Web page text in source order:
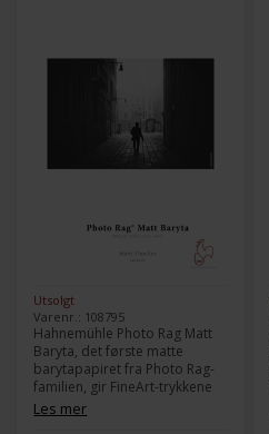
Utsolgt
Varenr.: 108795
Hahnemühle Photo Rag Matt
Baryta, det første matte
barytapapiret fra Photo Rag-
familien, gir FineArt-trykkene
en helt unik karakter og
kunstnerisk tone.
Les mer